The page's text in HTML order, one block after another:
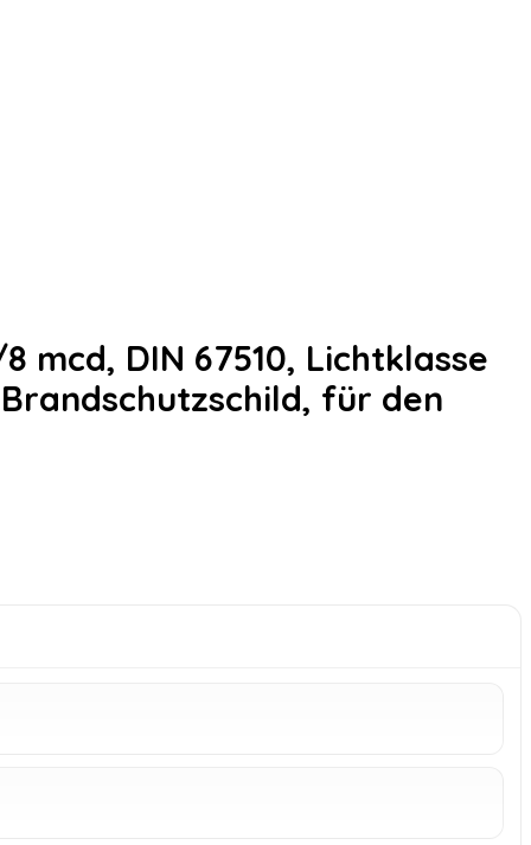
mcd, DIN 67510, Lichtklasse
für den